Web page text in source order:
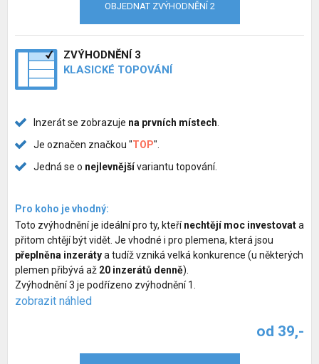
OBJEDNAT ZVÝHODNĚNÍ 2
ZVÝHODNĚNÍ 3
KLASICKÉ TOPOVÁNÍ
Inzerát se zobrazuje na prvních místech
Je označen značkou "TOP".
Jedná se o nejlevnějšívariantu topování.
Pro koho je vhodný:
Toto zvýhodnění je ideální pro ty, kteřínechtějí moc investovata
přitom chtějí být vidět. Je vhodné i pro plemena, která jsou
přeplněna inzerátya tudíž vzniká velká konkurence (u některých
plemen přibývá až 20 inzerátů denně).
Zvýhodnění 3 je podřízeno zvýhodnění 1.
zobrazit náhled
od 39,-